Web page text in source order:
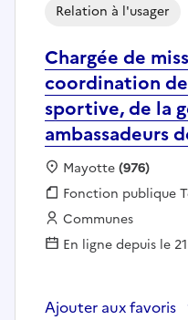
Chargée de
coordination
sportive, de la
ambassadeurs
Relation à l'usager
Localisation :
Mayotte(976)
Fonction publique :
Fonction publique
Employeur :
Communes
En ligne depuis le
Ajouter aux favoris